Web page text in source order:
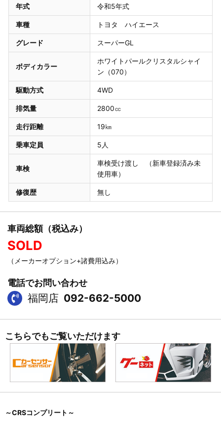
年式 令和5年式
車種 トヨタ ハイエース
グレード スーパーGL
ボディカラー
ホワイトパールクリスタルシャイ
ン（070）
駆動方式 4WD
排気量 2800㏄
走行距離 19㎞
乗車定員 5人
車検
車検受け渡し （新車登録済み未
使用車）
修復歴 無し
車両総額（税込み）
SOLD
（メーカーオプション+諸費用込み）
電話でお問い合わせ
福岡店 092-662-5000
こちらでもご覧いただけます
～CRSコンプリート～